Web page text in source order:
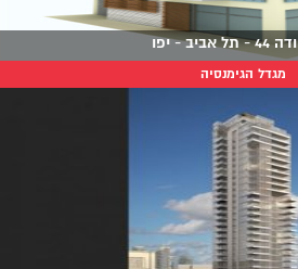
אביב - יפו
מגדל הגימנסיה